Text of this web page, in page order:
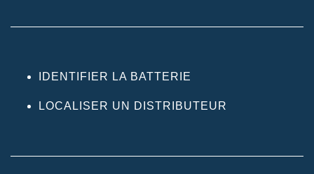
IDENTIFIER LA BATTERIE
LOCALISER UN DISTRIBUTEUR